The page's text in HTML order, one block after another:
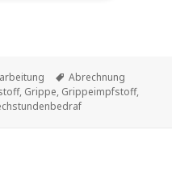
Schlagwörter
Abrechnung
, Grippe, Grippeimpfstoff,